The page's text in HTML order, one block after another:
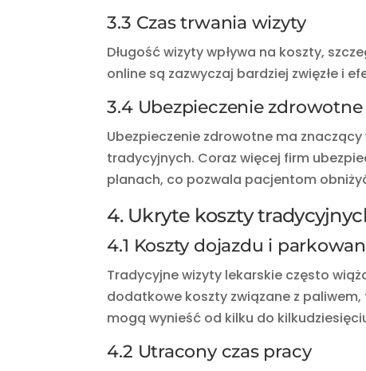
3.3 Czas trwania wizyty
Długość wizyty wpływa na koszty,
online są zazwyczaj bardziej zwięzłe i
3.4 Ubezpieczenie zdrowotne
Ubezpieczenie zdrowotne ma
tradycyjnych. Coraz więcej firm
planach, co pozwala pacjentom
4. Ukryte koszty
4.1 Koszty dojazdu i
Tradycyjne wizyty lekarskie często
dodatkowe koszty związane z
mogą wynieść od kilku do
4.2 Utracony czas pracy